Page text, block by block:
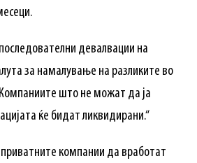
девалвации на
за намалување на разликите во
што не можат да ја
ќе бидат ликвидирани.“
компании да вработат